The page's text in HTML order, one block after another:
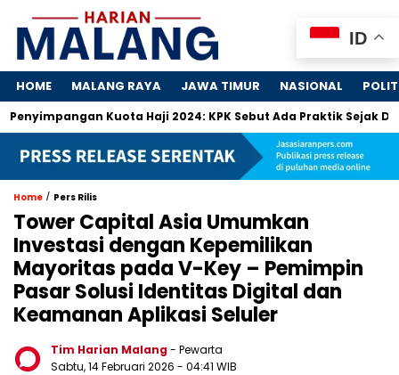
HOME MALANG RAYA JAWA TIMUR NASIONAL
Kuota Haji 2024: KPK Sebut Ada Praktik Sejak Dulu
Home / Pers Rilis
Tower Capital Asia Umumkan
Investasi dengan Kepemilikan
Mayoritas pada V-Key – Pemimpin
Pasar Solusi Identitas Digital dan
Keamanan Aplikasi Seluler
Tim Harian Malang- Pewarta
Sabtu, 14 Februari 2026 - 04:41 WIB
ID